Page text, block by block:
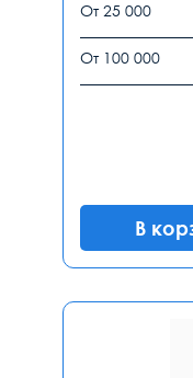
От 25 000
От 100 000
В